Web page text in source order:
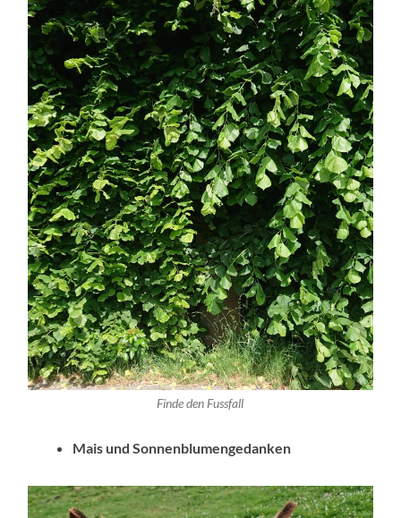
Finde den Fussfall
Mais und Sonnenblumengedanken